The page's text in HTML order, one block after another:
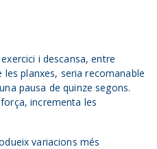
i descansa, entre
les planxes, seria recomanable
pausa de quinze segons.
incrementa les
variacions més